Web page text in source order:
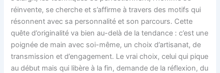
réinvente, se cherche et s’affirme à travers des motifs qui
résonnent avec sa personnalité et son parcours. Cette
quête d’originalité va bien au-delà de la tendance : c’est une
poignée de main avec soi-même, un choix d’artisanat, de
transmission et d’engagement. Le vrai choix, celui qui pique
au début mais qui libère à la fin, demande de la réflexion, du